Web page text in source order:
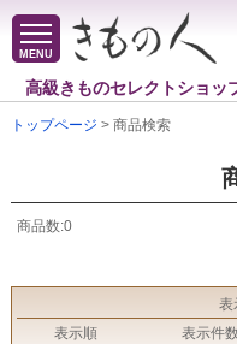
MENU
高級きものセレクトショッ
トップページ > 商品検索
商品数:0
表
表示順
表示件数